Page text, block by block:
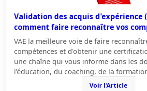
Validation des acquis d'expérience
comment faire reconnaître vos
VAE la meilleure voie de faire
compétences et d'obtenir une
une chaîne qui vous informe dans les
l’éducation, du coaching, de la
Voir l'Article